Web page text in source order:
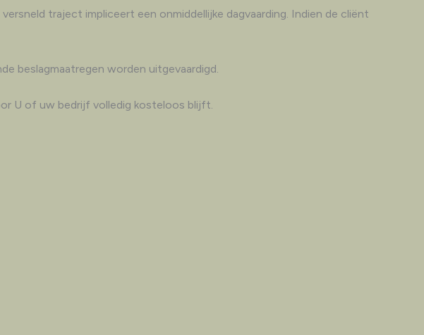
traject impliceert een onmiddellijke dagvaarding. Indien de cliënt
beslagmaatregen worden uitgevaardigd.
U of uw bedrijf volledig kosteloos blijft.